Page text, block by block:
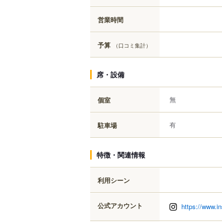
営業時間
予算 （口コミ集計）
席・設備
個室 無
駐車場 有
特徴・関連情報
利用シーン
公式アカウント https://